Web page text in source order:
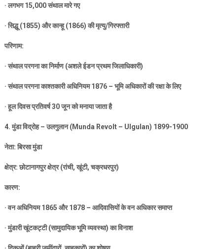
·लगभग15,000संथाल मारे गए
·सिद्धू (1855) और कान्हू (1866)की मृत्यु/गिरफ्तारी
परिणाम:
·संथाल परगना का निर्माण (अशले ईडन प्रथम जिलाधिकारी)
·संथाल परगना काश्तकारी अधिनियम1876 – भूमि अधिकारों की रक्षा के लिए
·हूल दिवस प्रतिवर्ष30जून को मनाया जाता है
4.मुंडा विद्रोह – उलगुलान (Munda Revolt – Ulgulan) 1899-1900
नेता: बिरसा मुंडा
क्षेत्र: छोटानागपुर क्षेत्र (रांची,खूंटी,चक्रधरपुर)
कारण:
·वन अधिनियम1865 और1878 – आदिवासियों के वन अधिकार समाप्त
·मुंडारी खूंटकट्टी (सामुदायिक भूमि व्यवस्था) का विनाश